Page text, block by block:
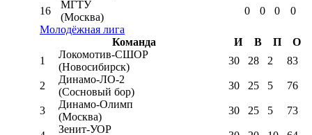
16
МГТУ
(Москва)
0 0 0
0
Молодёжная лига
Команда
И В П
О
1
Локомотив-CШОР
(Новосибирск)
30 28 2 83
2
Динамо-ЛО-2
(Сосновый бор)
30 25 5 76
3
Динамо-Олимп
(Москва)
30 25 5 73
Зенит-УОР